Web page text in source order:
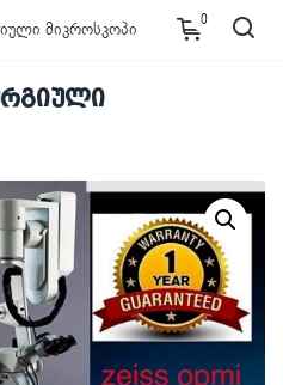
მიკროსკოპი 0